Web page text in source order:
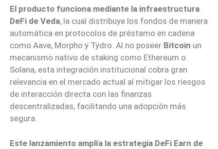
El producto funciona mediante la infraestructura
DeFi de Veda, la cual distribuye los fondos de manera
automática en protocolos de préstamo en cadena
como Aave, Morpho y Tydro. Al no poseer Bitcoin un
mecanismo nativo de staking como Ethereum o
Solana, esta integración institucional cobra gran
relevancia en el mercado actual al mitigar los riesgos
de interacción directa con las finanzas
descentralizadas, facilitando una adopción más
segura.
Este lanzamiento amplía la estrategia DeFi Earn de